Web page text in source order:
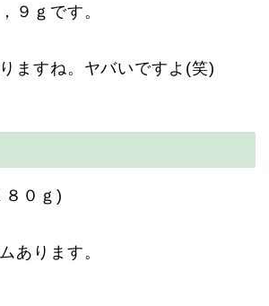
９ｇです。
ますね。ヤバいですよ(笑)
８０ｇ)
あります。